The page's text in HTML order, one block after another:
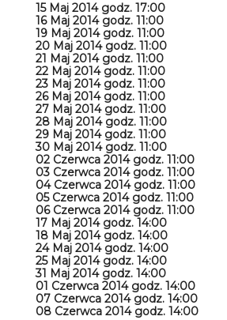
15 Maj 2014 godz. 17:00
16 Maj 2014 godz. 11:00
19 Maj 2014 godz. 11:00
20 Maj 2014 godz. 11:00
21 Maj 2014 godz. 11:00
22 Maj 2014 godz. 11:00
23 Maj 2014 godz. 11:00
26 Maj 2014 godz. 11:00
27 Maj 2014 godz. 11:00
28 Maj 2014 godz. 11:00
29 Maj 2014 godz. 11:00
30 Maj 2014 godz. 11:00
02 Czerwca 2014 godz. 11:00
03 Czerwca 2014 godz. 11:00
04 Czerwca 2014 godz. 11:00
05 Czerwca 2014 godz. 11:00
06 Czerwca 2014 godz. 11:00
17 Maj 2014 godz. 14:00
18 Maj 2014 godz. 14:00
24 Maj 2014 godz. 14:00
25 Maj 2014 godz. 14:00
31 Maj 2014 godz. 14:00
01 Czerwca 2014 godz. 14:00
07 Czerwca 2014 godz. 14:00
08 Czerwca 2014 godz. 14:00